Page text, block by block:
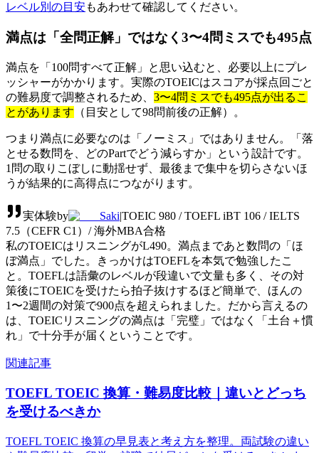
レベル別の目安もあわせて確認してください。
満点は「全問正解」ではなく3〜4問ミスでも495点
満点を「100問すべて正解」と思い込むと、必要以上にプレ
ッシャーがかかります。実際のTOEICはスコアが採点回ごと
の難易度で調整されるため、 3〜4問ミスでも495点が出るこ
とがあります （目安として98問前後の正解）。
つまり満点に必要なのは「ノーミス」ではありません。「落
とせる数問を、どのPartでどう減らすか」という設計です。
1問の取りこぼしに動揺せず、最後まで集中を切らさないほ
うが結果的に高得点につながります。
実体験by Saki|TOEIC 980 / TOEFL iBT 106 / IELTS
7.5（CEFR C1）/ 海外MBA合格
私のTOEICはリスニングがL490。満点まであと数問の「ほ
ぼ満点」でした。きっかけはTOEFLを本気で勉強したこ
と。TOEFLは語彙のレベルが段違いで文量も多く、その対
策後にTOEICを受けたら拍子抜けするほど簡単で、ほんの
1〜2週間の対策で900点を超えられました。だから言えるの
は、TOEICリスニングの満点は「完璧」ではなく「土台＋慣
れ」で十分手が届くということです。
関連記事
TOEFL TOEIC 換算・難易度比較｜違いとどっち
を受けるべきか
TOEFL TOEIC 換算の早見表と考え方を整理。両試験の違い